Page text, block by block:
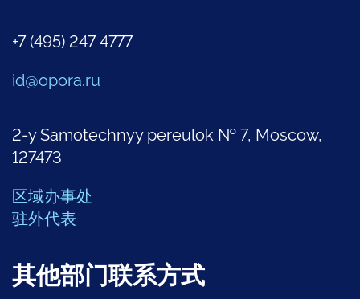
+7 (495) 247 4777
id@opora.ru
2-y Samotechnyy pereulok № 7, Moscow,
127473
区域办事处
驻外代表
其他部门联系方式